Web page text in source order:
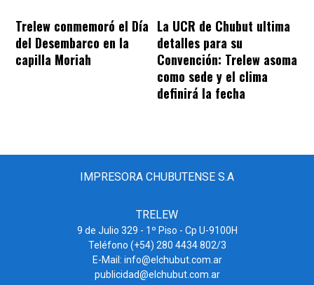
Trelew conmemoró el Día
del Desembarco en la
capilla Moriah
La UCR de Chubut ultima
detalles para su
Convención: Trelew asoma
como sede y el clima
definirá la fecha
IMPRESORA CHUBUTENSE S.A
TRELEW
9 de Julio 329 - 1º Piso - Cp U-9100H
Teléfono (+54) 280 4434 802/3
E-Mail: info@elchubut.com.ar
publicidad@elchubut.com.ar